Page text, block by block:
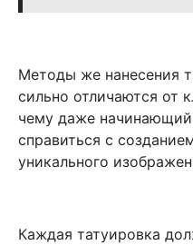
Методы же нанесения
сильно отличаются от
чему даже
справиться с
уникального
Каждая татуировка